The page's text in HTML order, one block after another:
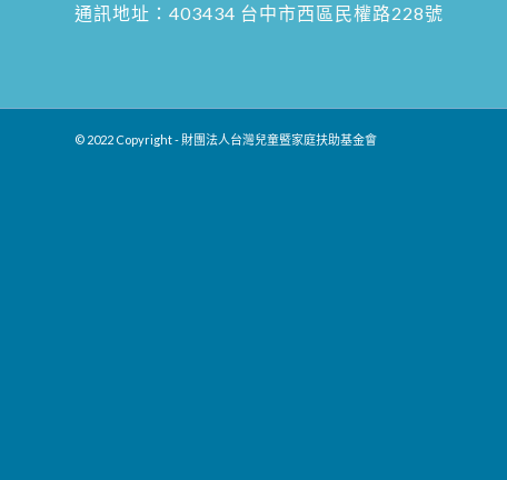
通訊地址： 403434 台中市西區民權路228號
© 2022 Copyright - 財團法人台灣兒童暨家庭扶助基金會